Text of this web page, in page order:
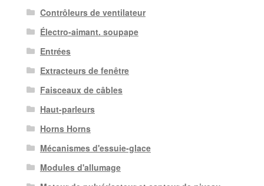
Contrôleurs de ventilateur
Électro-aimant. soupape
Entrées
Extracteurs de fenêtre
Faisceaux de câbles
Haut-parleurs
Horns Horns
Mécanismes d'essuie-glace
Modules d'allumage